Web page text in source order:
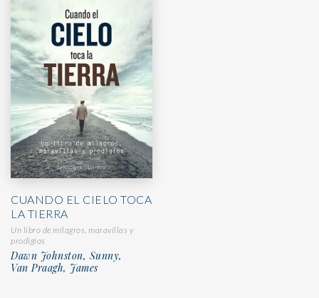
CUANDO EL CIELO TOCA
LA TIERRA
Un libro de milagros, maravillas y
prodigios
Dawn Johnston, Sunny,
Van Praagh, James